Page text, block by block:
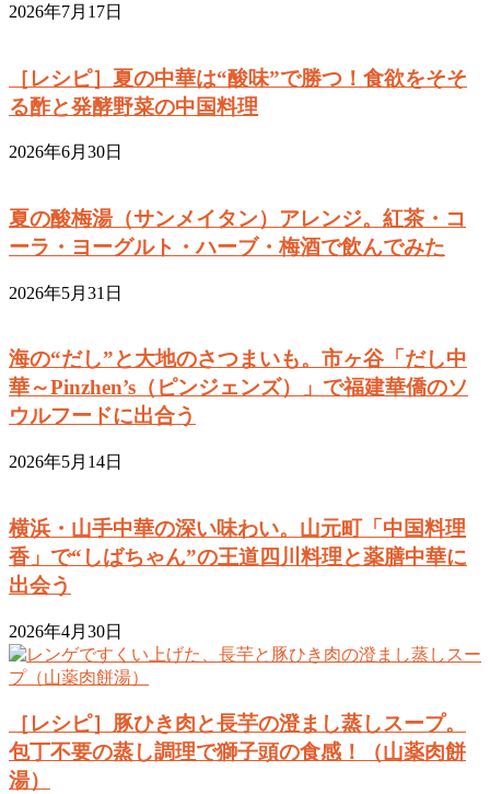
2026年7月17日
［レシピ］夏の中華は“酸味”で勝つ！食欲をそそ
る酢と発酵野菜の中国料理
2026年6月30日
夏の酸梅湯（サンメイタン）アレンジ。紅茶・コ
ーラ・ヨーグルト・ハーブ・梅酒で飲んでみた
2026年5月31日
海の“だし”と大地のさつまいも。市ヶ谷「だし中
華～Pinzhen’s（ピンジェンズ）」で福建華僑のソ
ウルフードに出合う
2026年5月14日
横浜・山手中華の深い味わい。山元町「中国料理
香」で“しばちゃん”の王道四川料理と薬膳中華に
出会う
2026年4月30日
［レシピ］豚ひき肉と長芋の澄まし蒸しスープ。
包丁不要の蒸し調理で獅子頭の食感！（山薬肉餅
湯）